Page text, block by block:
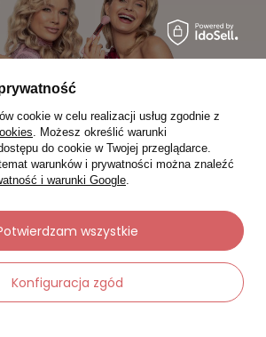
cookie w celu realizacji usług zgodnie z
. Możesz określić warunki
do cookie w Twojej przeglądarce.
warunków i prywatności można znaleźć
i warunki Google.
Konfiguracja zgód
wszystkie